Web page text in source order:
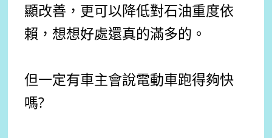
顯改善，更可以降低對石油重度依
賴，想想好處還真的滿多的。
但一定有車主會說電動車跑得夠快
嗎?